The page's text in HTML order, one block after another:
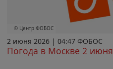
© Центр ФОБОС
2 июня 2026 | 04:47 ФОБОС
Погода в Москве 2 июня